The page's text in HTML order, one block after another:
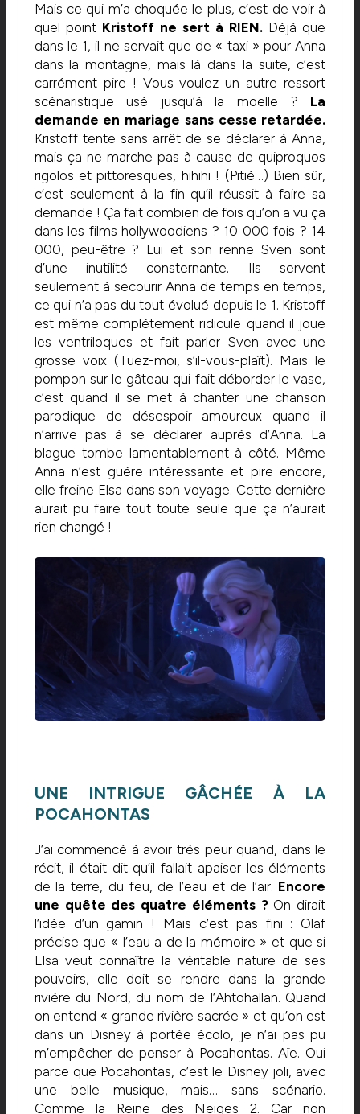
Mais ce qui m’a choquée le plus, c’est de voir à
quel point Kristoff ne sert à RIEN. Déjà que
dans le 1, il ne servait que de « taxi » pour Anna
dans la montagne, mais là dans la suite, c’est
carrément pire ! Vous voulez un autre ressort
scénaristique usé jusqu’à la moelle ? La
demande en mariage sans cesse retardée.
Kristoff tente sans arrêt de se déclarer à Anna,
mais ça ne marche pas à cause de quiproquos
rigolos et pittoresques, hihihi ! (Pitié…) Bien sûr,
c’est seulement à la fin qu’il réussit à faire sa
demande ! Ça fait combien de fois qu’on a vu ça
dans les films hollywoodiens ? 10 000 fois ? 14
000, peu-être ? Lui et son renne Sven sont
d’une inutilité consternante. Ils servent
seulement à secourir Anna de temps en temps,
ce qui n’a pas du tout évolué depuis le 1. Kristoff
est même complètement ridicule quand il joue
les ventriloques et fait parler Sven avec une
grosse voix (Tuez-moi, s’il-vous-plaît). Mais le
pompon sur le gâteau qui fait déborder le vase,
c’est quand il se met à chanter une chanson
parodique de désespoir amoureux quand il
n’arrive pas à se déclarer auprès d’Anna. La
blague tombe lamentablement à côté. Même
Anna n’est guère intéressante et pire encore,
elle freine Elsa dans son voyage. Cette dernière
aurait pu faire tout toute seule que ça n’aurait
rien changé !
UNE INTRIGUE GÂCHÉE À LA
POCAHONTAS
J’ai commencé à avoir très peur quand, dans le
récit, il était dit qu’il fallait apaiser les éléments
de la terre, du feu, de l’eau et de l’air. Encore
une quête des quatre éléments ?On dirait
l’idée d’un gamin ! Mais c’est pas fini : Olaf
précise que « l’eau a de la mémoire » et que si
Elsa veut connaître la véritable nature de ses
pouvoirs, elle doit se rendre dans la grande
rivière du Nord, du nom de l’Ahtohallan. Quand
on entend « grande rivière sacrée » et qu’on est
dans un Disney à portée écolo, je n’ai pas pu
m’empêcher de penser à Pocahontas. Aïe. Oui
parce que Pocahontas, c’est le Disney joli, avec
une belle musique, mais… sans scénario.
Comme la Reine des Neiges 2. Car non